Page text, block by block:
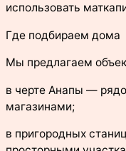
использовать
Где подбираем дома
Мы предлагаем
в черте Анапы —
магазинами;
в пригородных